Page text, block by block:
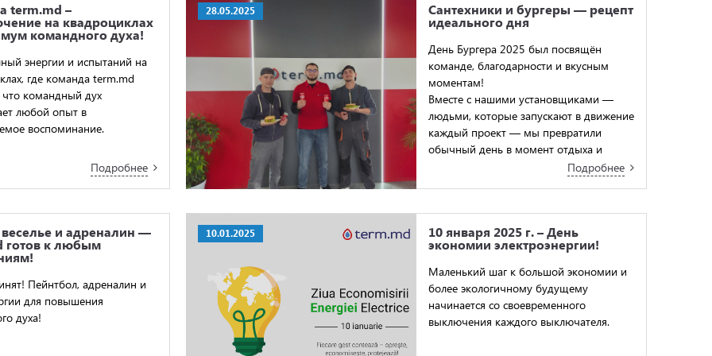
term.md –
на квадроциклах
командного духа!
энергии и испытаний на
где команда term.md
что командный дух
любой опыт в
воспоминание.
Подробнее
28.05.2025 Сантехники и бургеры — рецепт
идеального дня
День Бургера 2025 был посвящён
команде, благодарности и вкусным
моментам!
Вместе с нашими установщиками —
людьми, которые запускают в движение
каждый проект — мы превратили
обычный день в момент отдыха и
Подробнее
веселье и адреналин —
готов к любым
Пейнтбол, адреналин и
для повышения
духа!
10.01.2025 10 января 2025 г. – День
экономии электроэнергии!
Маленький шаг к большой экономии и
более экологичному будущему
начинается со своевременного
выключения каждого выключателя.